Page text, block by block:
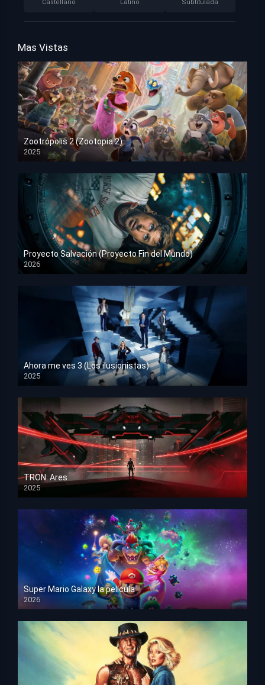
Castellano Latino Subtitulada
Mas Vistas
Zootrópolis 2 (Zootopia 2)
2025
HD 1080p
Proyecto Salvación (Proyecto Fin del Mundo)
2026
HD 1080p
Ahora me ves 3 (Los ilusionistas)
2025
HD 1080p
TRON: Ares
2025
HD 1080p
Super Mario Galaxy la película
2026
HD 1080p